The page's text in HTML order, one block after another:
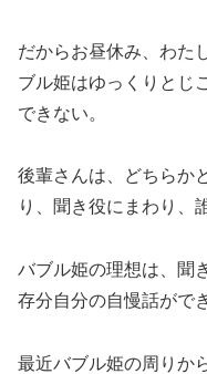
だからお昼休み、わた
ブル姫はゆっくりとじ
できない。
後輩さんは、どちらか
り、聞き役にまわり、
バブル姫の理想は、聞
存分自分の自慢話がで
最近バブル姫の周りか